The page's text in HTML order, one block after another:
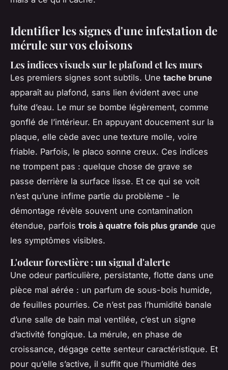
Identifier les signes d'une infestation de
mérule sur vos cloisons
Les indices visuels sur le plafond et les murs
Les premiers signes sont subtils. Une tache brune
apparaît au plafond, sans lien évident avec une
fuite d’eau. Le mur se bombe légèrement, comme
gonflé de l’intérieur. En appuyant doucement sur la
plaque, elle cède avec une texture molle, voire
friable. Parfois, le placo sonne creux. Ces indices
ne trompent pas : quelque chose de grave se
passe derrière la surface lisse. Et ce qui se voit
n’est qu’une infime partie du problème - le
démontage révèle souvent une contamination
étendue, parfois trois à quatre fois plus grande que
les symptômes visibles.
L'odeur forestière : un signal d'alerte
Une odeur particulière, persistante, flotte dans une
pièce mal aérée : un parfum de sous-bois humide,
de feuilles pourries. Ce n’est pas l’humidité banale
d’une salle de bain mal ventilée, c’est un signe
d’activité fongique. La mérule, en phase de
croissance, dégage cette senteur caractéristique. Et
pour qu’elle s’active, il suffit que l’humidité des